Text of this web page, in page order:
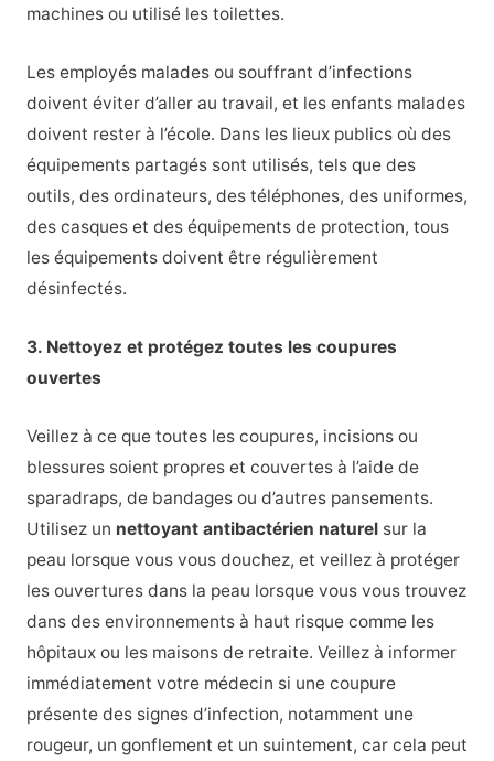
machines ou utilisé les toilettes.
Les employés malades ou souffrant d’infections
doivent éviter d’aller au travail, et les enfants malades
doivent rester à l’école. Dans les lieux publics où des
équipements partagés sont utilisés, tels que des
outils, des ordinateurs, des téléphones, des uniformes,
des casques et des équipements de protection, tous
les équipements doivent être régulièrement
désinfectés.
3. Nettoyez et protégez toutes les coupures
ouvertes
Veillez à ce que toutes les coupures, incisions ou
blessures soient propres et couvertes à l’aide de
sparadraps, de bandages ou d’autres pansements.
Utilisez un nettoyant antibactérien naturelsur la
peau lorsque vous vous douchez, et veillez à protéger
les ouvertures dans la peau lorsque vous vous trouvez
dans des environnements à haut risque comme les
hôpitaux ou les maisons de retraite. Veillez à informer
immédiatement votre médecin si une coupure
présente des signes d’infection, notamment une
rougeur, un gonflement et un suintement, car cela peut